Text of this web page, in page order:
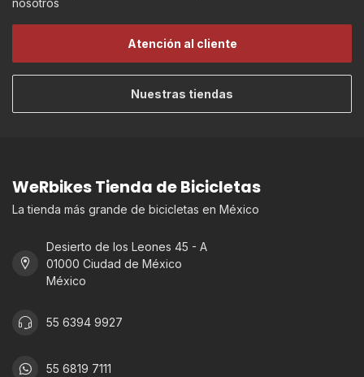
nosotros
Atención al cliente
Nuestras tiendas
WeRbikes Tienda de Bicicletas
La tienda más grande de bicicletas en México
Desierto de los Leones 45 - A
01000 Ciudad de México
México
55 6394 9927
55 6819 7111